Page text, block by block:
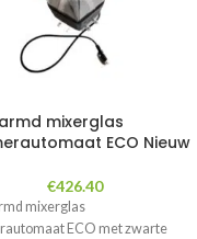
mixerglas
ECO Nieuw
€426.40
mixerglas
ECO met zwarte